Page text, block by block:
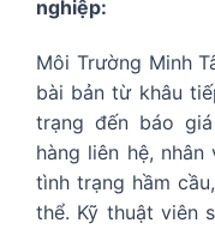
nghiệp:
Môi Trường Minh
bài bản từ khâu
trạng đến báo
hàng liên hệ,
tình trạng hầm
thể. Kỹ thuật viên